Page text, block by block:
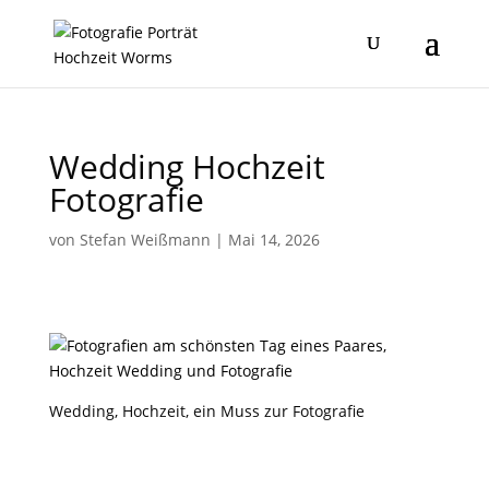
Wedding Hochzeit
Fotografie
von Stefan Weißmann | Mai 14, 2026
Wedding, Hochzeit, ein Muss zur Fotografie